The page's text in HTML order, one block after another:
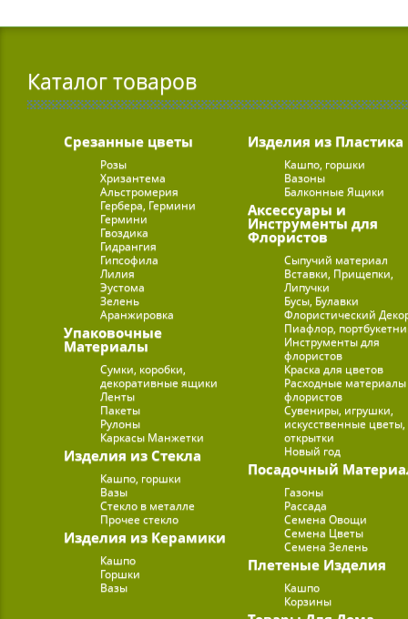
Каталог товаров
Срезанные цветы
Розы
Хризантема
Альстромерия
Гербера, Гермини
Гермини
Гвоздика
Гидрангия
Гипсофила
Лилия
Эустома
Зелень
Аранжировка
Упаковочные
Материалы
Сумки, коробки,
декоративные ящики
Ленты
Пакеты
Рулоны
Каркасы Манжетки
Изделия из Стекла
Кашпо, горшки
Вазы
Стекло в металле
Прочее стекло
Изделия из Керамики
Кашпо
Горшки
Вазы
Изделия из Пластика
Кашпо, горшки
Вазоны
Балконные Ящики
Аксессуары и
Инструменты для
Флористов
Сыпучий материал
Вставки, Прищепки,
Липучки
Бусы, Булавки
Флористический
Пиафлор,
Инструменты для
флористов
Краска для цветов
Расходные
флористов
Сувениры, игрушки,
искусственные цветы,
открытки
Новый год
Посадочный
Газоны
Рассада
Семена Овощи
Семена Цветы
Семена Зелень
Плетеные Изделия
Кашпо
Корзины